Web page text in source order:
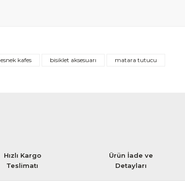
esnek kafes bisiklet aksesuarı
matara tutucu
Hızlı Kargo
Teslimatı
Ürün İade ve
Detayları